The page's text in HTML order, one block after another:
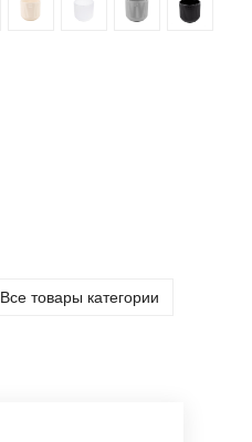
Все товары категории